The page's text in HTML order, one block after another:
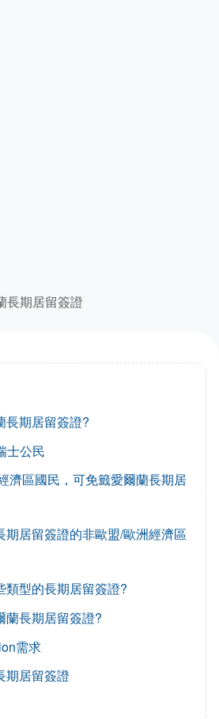
長期居留簽證
長期居留簽證?
士公民
濟區國民，可免籤愛爾蘭長期居
期居留簽證的非歐盟/歐洲經濟區
類型的長期居留簽證?
蘭長期居留簽證?
需求
期居留簽證